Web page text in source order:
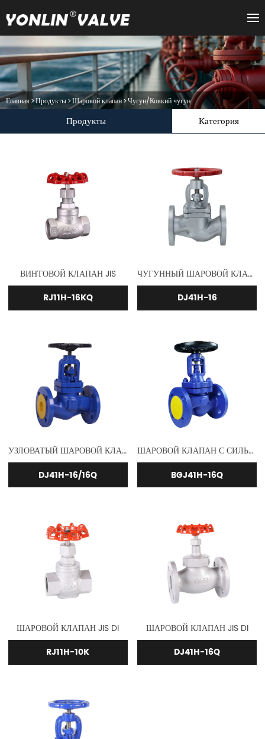
Главная>Продукты>Шаровой клапан>Чугун/Ковкий чугун
Продукты Категория
ВИНТОВОЙ КЛАПАН JIS
RJ11H-16KQ
ЧУГУННЫЙ ШАРОВОЙ КЛАПАН
DJ41H-16
УЗЛОВАТЫЙ ШАРОВОЙ КЛАПАН
DJ41H-16/16Q
ШАРОВОЙ КЛАПАН С СИЛЬФОННЫМ КРЕПЛЕНИЕМ DI
BGJ41H-16Q
ШАРОВОЙ КЛАПАН JIS DI
RJ11H-10K
ШАРОВОЙ КЛАПАН JIS DI
DJ41H-16Q